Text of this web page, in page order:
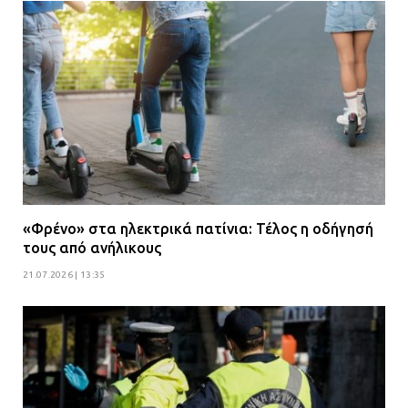
«Φρένο» στα ηλεκτρικά πατίνια: Τέλος η οδήγησή
τους από ανήλικους
21.07.2026 | 13:35